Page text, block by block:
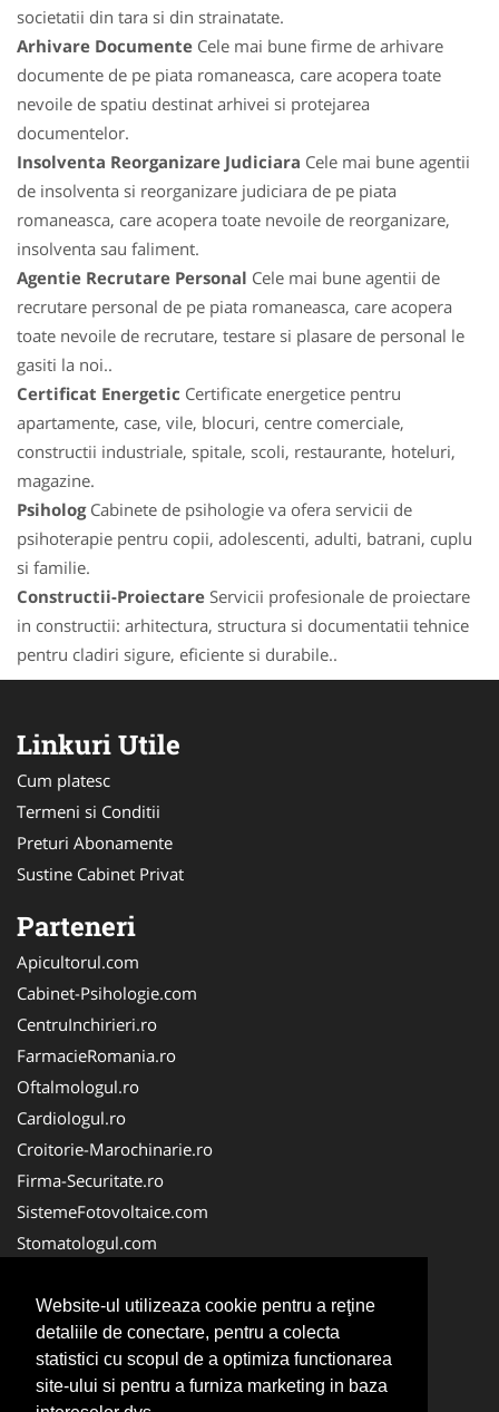
Website-ul utilizeaza cookie pentru a reţine
detaliile de conectare, pentru a colecta
statistici cu scopul de a optimiza functionarea
site-ului si pentru a furniza marketing in baza
societatii din tara si din strainatate.
Arhivare Documente Cele mai bune firme de arhivare
documente de pe piata romaneasca, care acopera toate
nevoile de spatiu destinat arhivei si protejarea
documentelor.
Insolventa Reorganizare Judiciara Cele mai bune agentii
de insolventa si reorganizare judiciara de pe piata
romaneasca, care acopera toate nevoile de reorganizare,
insolventa sau faliment.
Agentie Recrutare Personal Cele mai bune agentii de
recrutare personal de pe piata romaneasca, care acopera
toate nevoile de recrutare, testare si plasare de personal le
gasiti la noi..
Certificat Energetic Certificate energetice pentru
apartamente, case, vile, blocuri, centre comerciale,
constructii industriale, spitale, scoli, restaurante, hoteluri,
magazine.
PsihologCabinete de psihologie va ofera servicii de
psihoterapie pentru copii, adolescenti, adulti, batrani, cuplu
si familie.
Constructii-Proiectare Servicii profesionale de proiectare
in constructii: arhitectura, structura si documentatii tehnice
pentru cladiri sigure, eficiente si durabile..
Linkuri Utile
Cum platesc
Termeni si Conditii
Preturi Abonamente
Sustine Cabinet Privat
Parteneri
Apicultorul.com
Cabinet-Psihologie.com
CentruInchirieri.ro
FarmacieRomania.ro
Oftalmologul.ro
Cardiologul.ro
Croitorie-Marochinarie.ro
Firma-Securitate.ro
SistemeFotovoltaice.com
Stomatologul.com
Birouri-Cadastru.ro
Cabinet-Individual.ro
CramaVinuri.ro
InstalatiiSolare.com